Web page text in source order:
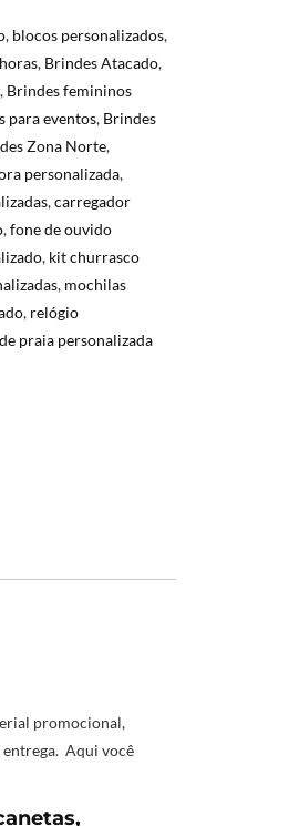
, blocos personalizados,
, Brindes Atacado,
, Brindes femininos
para eventos, Brindes
Zona Norte,
personalizada,
,carregador
,fone de ouvido
, kit churrasco
, mochilas
, relógio
praia personalizada
promocional,
entrega. Aqui você